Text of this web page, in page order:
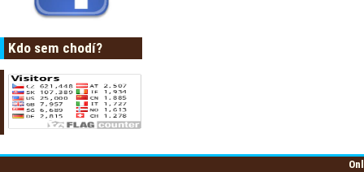
Kdo sem chodí?